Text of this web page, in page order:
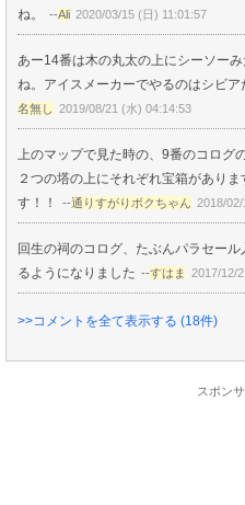
ね。
--Ali 2020/03/15 (日) 11:01:57
あー14番は木の丸太の上にシーソー
ね。アイスメーカーでやるのはシビア
名無し 2019/08/21 (水) 04:14:53
上のマップで見た時の、9番のコログ
２つの塔の上にそれぞれ宝箱があり
す！！
--通りすがりボクちゃん 2018/
回生の祠のコログ、たぶんパラセー
るようになりました --すはま 2017/12/
>>コメントを全て表示する (18件)
スポン